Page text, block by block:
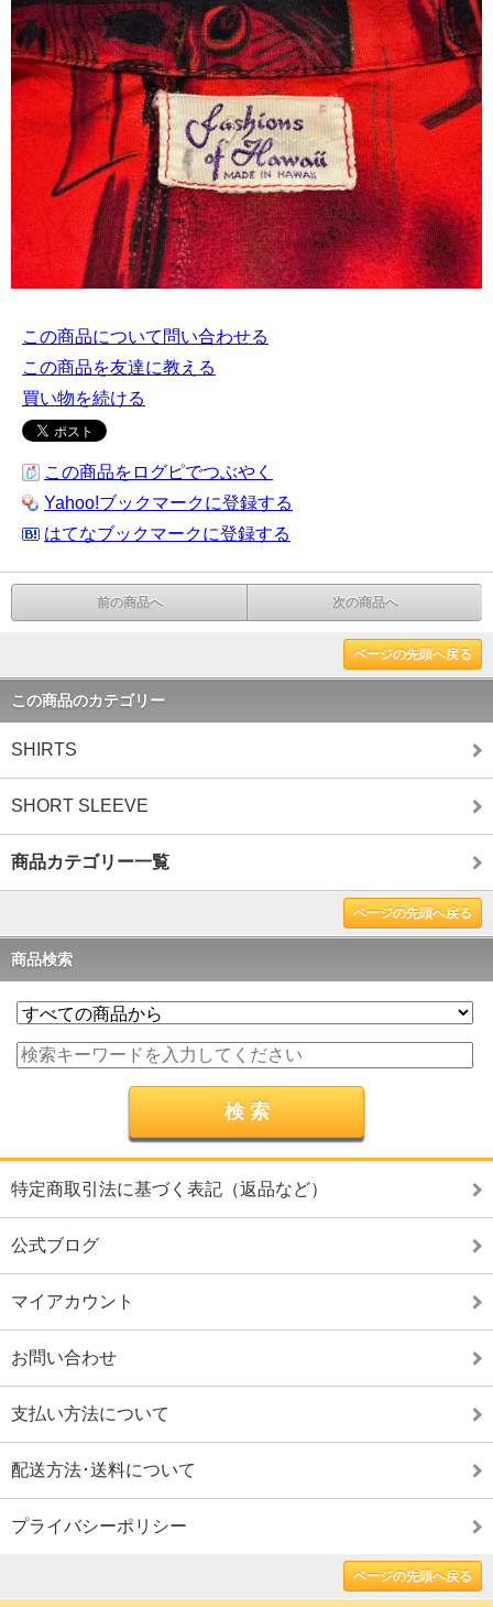
この商品について問い合わせる
この商品を友達に教える
買い物を続ける
この商品をログピでつぶやく
Yahoo!ブックマークに登録する
はてなブックマークに登録する
前の商品へ 次の商品へ
ページの先頭へ戻る
この商品のカテゴリー
SHIRTS
SHORT SLEEVE
商品カテゴリー一覧
ページの先頭へ戻る
商品検索
特定商取引法に基づく表記（返品など）
公式ブログ
マイアカウント
お問い合わせ
支払い方法について
配送方法･送料について
プライバシーポリシー
ページの先頭へ戻る